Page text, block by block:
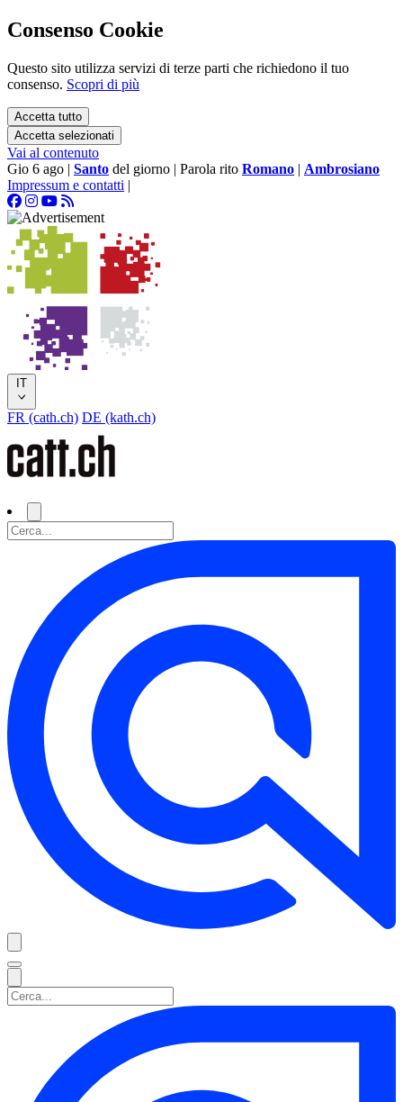
Consenso Cookie
Questo sito utilizza servizi di terze parti che richiedono il tuo
consenso. Scopri di più
Accetta tutto
Accetta selezionati
Vai al contenuto
Gio 6 ago | Santo del giorno | Parola rito Romano | Ambrosiano
Impressum e contatti |
IT
FR (cath.ch) DE (kath.ch)